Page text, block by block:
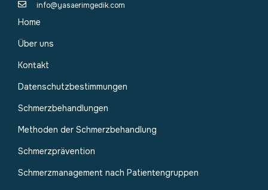
info@yasaerimgedik.com
Home
Über uns
Kontakt
Datenschutzbestimmungen
Schmerzbehandlungen
Methoden der Schmerzbehandlung
Schmerzprävention
Schmerzmanagement nach Patientengruppen